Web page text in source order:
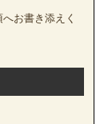
お書き添えく